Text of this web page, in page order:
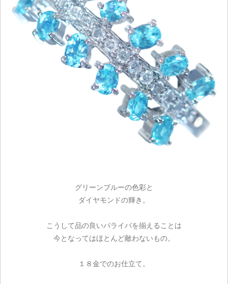
グリーンブルーの色彩と
ダイヤモンドの輝き。
こうして品の良いパライバを揃えることは
今となってはほとんど敵わないもの。
１８金でのお仕立て。